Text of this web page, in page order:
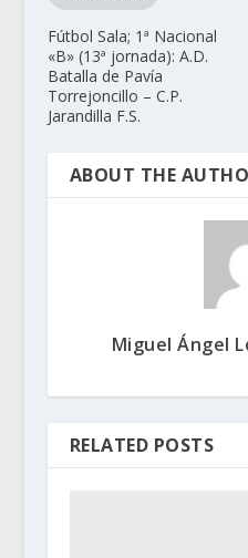
Fútbol Sala; 1ª Nacional
«B» (13ª jornada): A.D.
Batalla de Pavía
Torrejoncillo – C.P.
Jarandilla F.S.
ABOUT THE
Miguel Ángel
RELATED POSTS